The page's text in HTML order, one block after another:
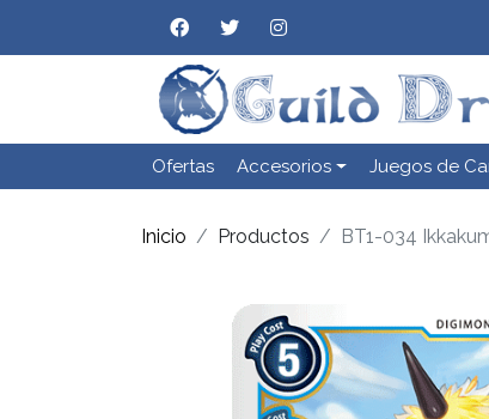
Ofertas Accesorios Juegos de
Inicio Productos BT1-034